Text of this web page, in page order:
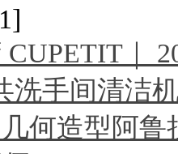
｜
洗手间清洁
何造型阿鲁